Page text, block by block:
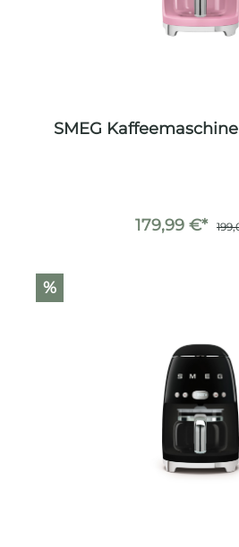
SMEG
179,99 €*
%